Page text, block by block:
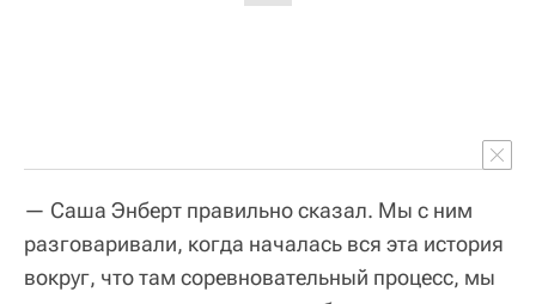
— Саша Энберт правильно сказал. Мы с ним
разговаривали, когда началась вся эта история
вокруг, что там соревновательный процесс, мы